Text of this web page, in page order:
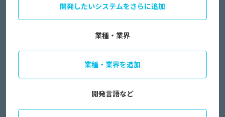
開発したいシステムをさらに追加
業種・業界
業種・業界を追加
開発言語など